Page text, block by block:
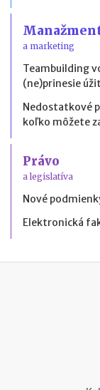
a marketing
Teambuilding
(ne)prinesie
Nedostatkové
koľko môžete
Právo
a legislatíva
Nové
Elektronická